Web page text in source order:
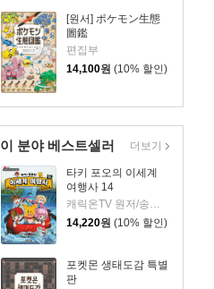
[원서] ポケモン生態
圖鑑
편집부
14,100원 (10% 할인)
이 분야 베스트셀러
타키 포오의 이세계
여행사 14
14,220원 (10% 할인)
포켓몬 생태도감 특별
판
더보기